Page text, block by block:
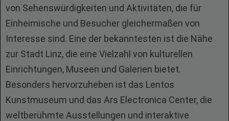
von Sehenswürdigkeiten und Aktivitäten, die für
Einheimische und Besucher gleichermaßen von
Interesse sind. Eine der bekanntesten ist die Nähe
zur Stadt Linz, die eine Vielzahl von kulturellen
Einrichtungen, Museen und Galerien bietet.
Besonders hervorzuheben ist das Lentos
Kunstmuseum und das Ars Electronica Center, die
weltberühmte Ausstellungen und interaktive